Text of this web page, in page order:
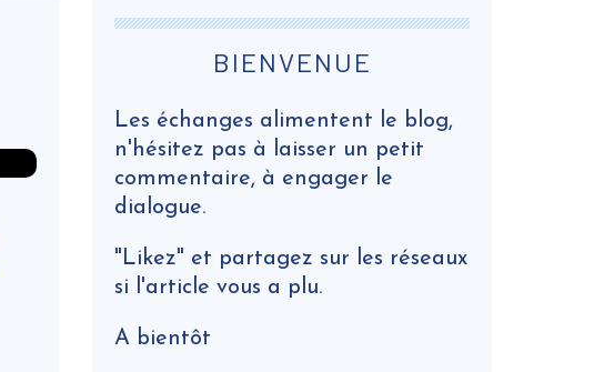
BIENVENUE
Les échanges alimentent le blog,
n'hésitez pas à laisser un petit
commentaire, à engager le
dialogue.
"Likez" et partagez sur les réseaux
si l'article vous a plu.
A bientôt